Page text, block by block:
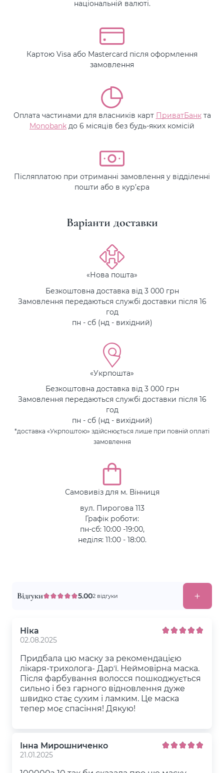
національній валюті.
Картою Visa або Mastercard після оформлення
замовлення
Оплата частинами для власників карт ПриватБанкта
Monobank до 6 місяців без будь-яких комісій
Післяплатою при отриманні замовлення у відділенні
пошти або в кур’єра
Варіанти доставки
«Нова пошта»
Безкоштовна доставка від 3 000 грн
Замовлення передаються службі доставки після 16
год
пн - сб (нд - вихідний)
«Укрпошта»
Безкоштовна доставка від 3 000 грн
Замовлення передаються службі доставки після 16
год
пн - сб (нд - вихідний)
*доставка «Укрпоштою» здійснюється лише при повній оплаті
замовлення
Самовивіз для м. Вінниця
вул. Пирогова 113
Графік роботи:
пн-сб: 10:00 -19:00,
неділя: 11:00 - 18:00.
Відгуки 5.002 відгуки
Ніка
02.08.2025
Придбала цю маску за рекомендацією
лікаря-трихолога- Дарʼї. Неймовірна маска.
Після фарбування волосся пошкоджується
сильно і без гарного відновлення дуже
швидко стає сухим і ламким. Це маска
тепер моє спасіння! Дякую!
Інна Мирошниченко
21.01.2025